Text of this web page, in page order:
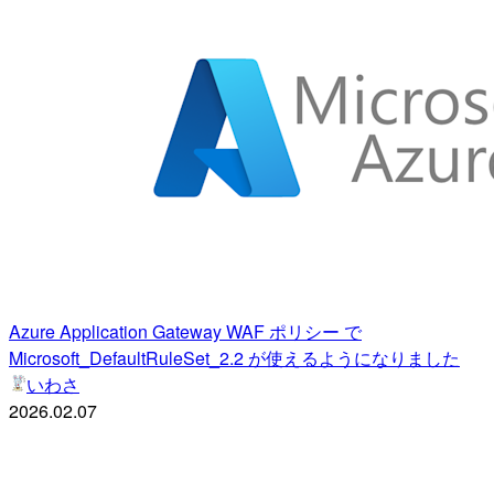
Azure Application Gateway WAF ポリシー で
Microsoft_DefaultRuleSet_2.2 が使えるようになりました
いわさ
2026.02.07